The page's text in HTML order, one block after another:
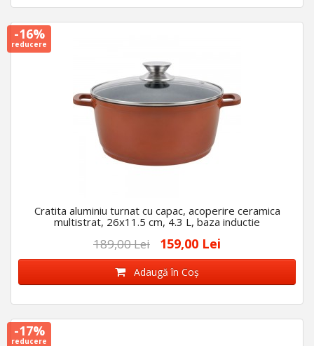
-16%
reducere
Cratita aluminiu turnat cu capac, acoperire ceramica
multistrat, 26x11.5 cm, 4.3 L, baza inductie
189,00 Lei 159,00 Lei
Adaugă în Coş
-17%
reducere